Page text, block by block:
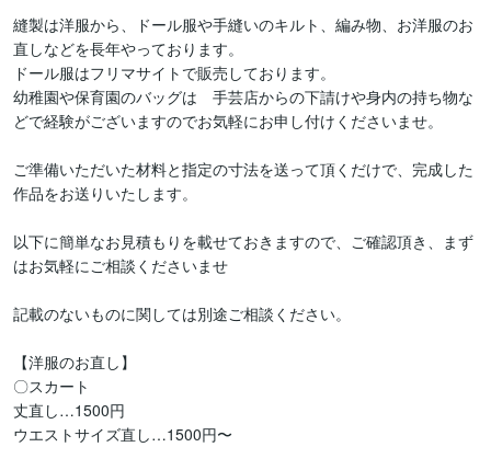
縫製は洋服から、ドール服や手縫いのキルト、編み物、お洋服のお
直しなどを長年やっております。
ドール服はフリマサイトで販売しております。
幼稚園や保育園のバッグは　手芸店からの下請けや身内の持ち物な
どで経験がございますのでお気軽にお申し付けくださいませ。
ご準備いただいた材料と指定の寸法を送って頂くだけで、完成した
作品をお送りいたします。
以下に簡単なお見積もりを載せておきますので、ご確認頂き、まず
はお気軽にご相談くださいませ
記載のないものに関しては別途ご相談ください。
【洋服のお直し】
〇スカート
丈直し…1500円
ウエストサイズ直し…1500円〜